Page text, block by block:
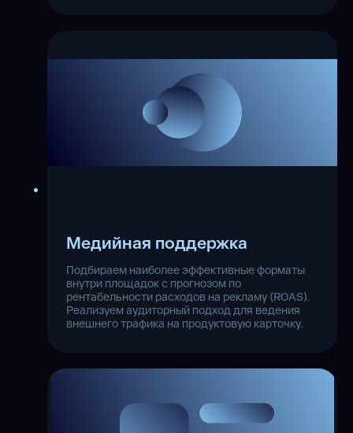
Медийная поддержка
Подбираем наиболее эффективные форматы
внутри площадок с прогнозом по
рентабельности расходов на рекламу (ROAS).
Реализуем аудиторный подход для ведения
внешнего трафика на продуктовую карточку.